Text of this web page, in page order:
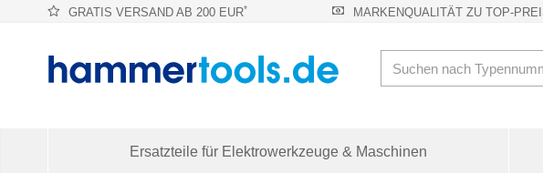
GRATIS VERSAND AB 200 EUR* MARKENQUALITÄT ZU TOP-
Ersatzteile für Elektrowerkzeuge & Maschinen